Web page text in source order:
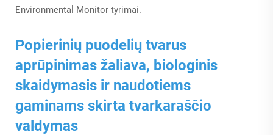
Environmental Monitor tyrimai.
Popierinių puodelių tvarus
aprūpinimas žaliava, biologinis
skaidymasis ir naudotiems
gaminams skirta tvarkaraščio
valdymas